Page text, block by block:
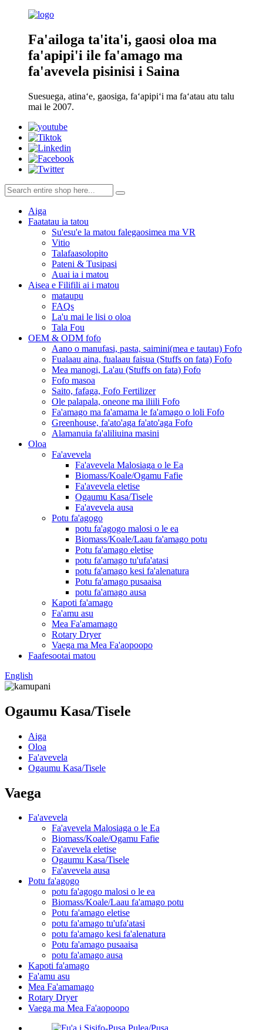
Fa'ailoga ta'ita'i, gaosi oloa ma
fa'apipi'i ile fa'amago ma
fa'avevela pisinisi i Saina
Suesuega, atinaʻe, gaosiga, faʻapipiʻi ma faʻatau atu talu
mai le 2007.
Aiga
Faatatau ia tatou
Su'esu'e la matou falegaosimea ma VR
Vitio
Talafaasolopito
Pateni & Tusipasi
Auai ia i matou
Aisea e Filifili ai i matou
mataupu
FAQs
La'u mai le lisi o oloa
Tala Fou
OEM & ODM fofo
Aano o manufasi, pasta, saimini(mea e tautau) Fofo
Fualaau aina, fualaau faisua (Stuffs on fata) Fofo
Mea manogi, La'au (Stuffs on fata) Fofo
Fofo masoa
Saito, fafaga, Fofo Fertilizer
Ole palapala, oneone ma iliili Fofo
Fa'amago ma fa'amama le fa'amago o loli Fofo
Greenhouse, fa'ato'aga fa'ato'aga Fofo
Alamanuia fa'aliliuina masini
Oloa
Fa'avevela
Fa'avevela Malosiaga o le Ea
Biomass/Koale/Ogamu Fafie
Fa'avevela eletise
Ogaumu Kasa/Tisele
Fa'avevela ausa
Potu fa'agogo
potu fa'agogo malosi o le ea
Biomass/Koale/Laau fa'amago potu
Potu fa'amago eletise
potu fa'amago tu'ufa'atasi
potu fa'amago kesi fa'alenatura
Potu fa'amago pusaaisa
potu fa'amago ausa
Kapoti fa'amago
Fa'amu asu
Mea Fa'amamago
Rotary Dryer
Vaega ma Mea Fa'aopoopo
Faafesootai matou
English
Ogaumu Kasa/Tisele
Aiga
Oloa
Fa'avevela
Ogaumu Kasa/Tisele
Vaega
Fa'avevela
Fa'avevela Malosiaga o le Ea
Biomass/Koale/Ogamu Fafie
Fa'avevela eletise
Ogaumu Kasa/Tisele
Fa'avevela ausa
Potu fa'agogo
potu fa'agogo malosi o le ea
Biomass/Koale/Laau fa'amago potu
Potu fa'amago eletise
potu fa'amago tu'ufa'atasi
potu fa'amago kesi fa'alenatura
Potu fa'amago pusaaisa
potu fa'amago ausa
Kapoti fa'amago
Fa'amu asu
Mea Fa'amamago
Rotary Dryer
Vaega ma Mea Fa'aopoopo